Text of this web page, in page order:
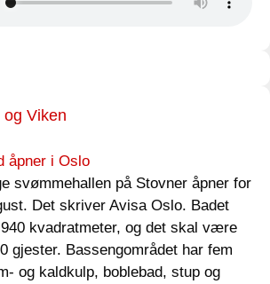
og Viken
åpner i Oslo
svømmehallen på Stovner åpner for
Det skriver Avisa Oslo. Badet
kvadratmeter, og det skal være
gjester. Bassengområdet har fem
og kaldkulp, boblebad, stup og